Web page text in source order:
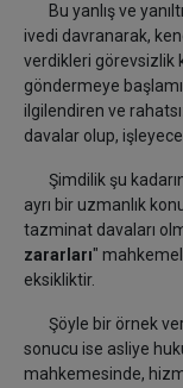
Bu yanlış ve
ivedi davranarak,
verdikleri görevsizlik
göndermeye
ilgilendiren ve
davalar olup,
Şimdilik şu
ayrı bir uzmanlık
tazminat davaları
zararları"
eksikliktir.
Şöyle bir örnek
sonucu ise asliye
mahkemesinde,